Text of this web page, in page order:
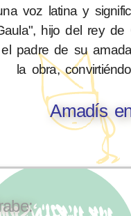
voz latina y
hijo del rey
padre de su
la obra,
Amadís